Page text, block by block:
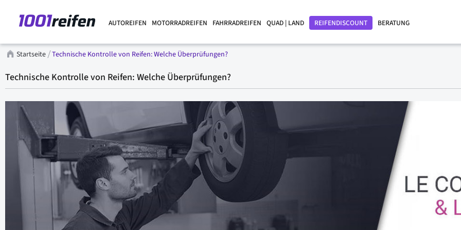
AUTOREIFEN MOTORRADREIFEN FAHRRADREIFEN QUAD | LAND REIFENDISCOUNT BERATUNG
Startseite Technische Kontrolle von Reifen: Welche Überprüfungen?
Technische Kontrolle von Reifen: Welche Überprüfungen?